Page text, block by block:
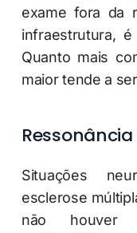
exame fora da
infraestrutura,
Quanto mais
maior tende a
Situações
esclerose
não houver